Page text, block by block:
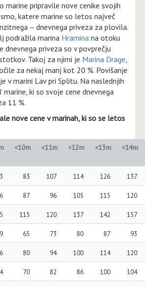
marine pripravile nove cenike svojih
katere marine so letos največ
– dnevnega priveza za plovila.
podražila marina Hramina na otoku
dnevnega priveza so v povprečju
Takoj za njimi je Marina Drage,
za nekaj manj kot 20 %. Povišanje
v marini Lav pri Splitu. Na naslednjih
marine, ki so svoje cene dnevnega
11 %.
nove cene v marinah, ki so se letos
<10m <11m <12m <13m <14m
83 107 114 126 137
87 96 105 115 120
115 120 137 142 157
65 73 80 87 93
80 94 100 114 120
70 82 86 100 104